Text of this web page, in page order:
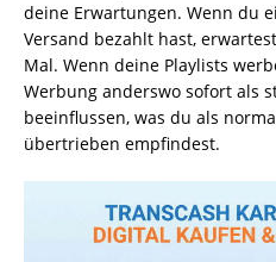
deine Erwartungen. Wenn du
Versand bezahlt hast,
Mal. Wenn deine Playlists
Werbung anderswo sofort als
beeinflussen, was du als
übertrieben empfindest.